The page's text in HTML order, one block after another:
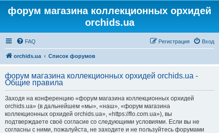
форум магазина коллекционных орхидей
orchids.ua
FAQ Вход
Регистрация
orchids.ua Список форумов
форум магазина коллекционных орхидей orchids.ua -
Общие правила
Заходя на конференцию «форум магазина коллекционных орхидей
orchids.ua» (в дальнейшем «мы», «наш», «форум магазина
коллекционных орхидей orchids.ua», «https://flo.com.ua»), вы
подтверждаете своё согласие со следующими условиями. Если вы не
согласны с ними, пожалуйста, не заходите и не пользуйтесь форумами